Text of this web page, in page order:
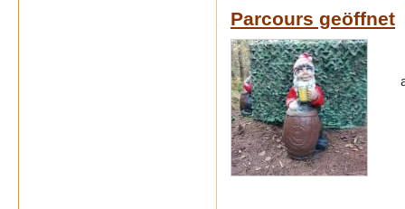
Parcours geöffnet